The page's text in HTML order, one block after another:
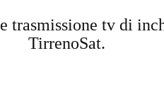
trasmissione tv di
TirrenoSat.